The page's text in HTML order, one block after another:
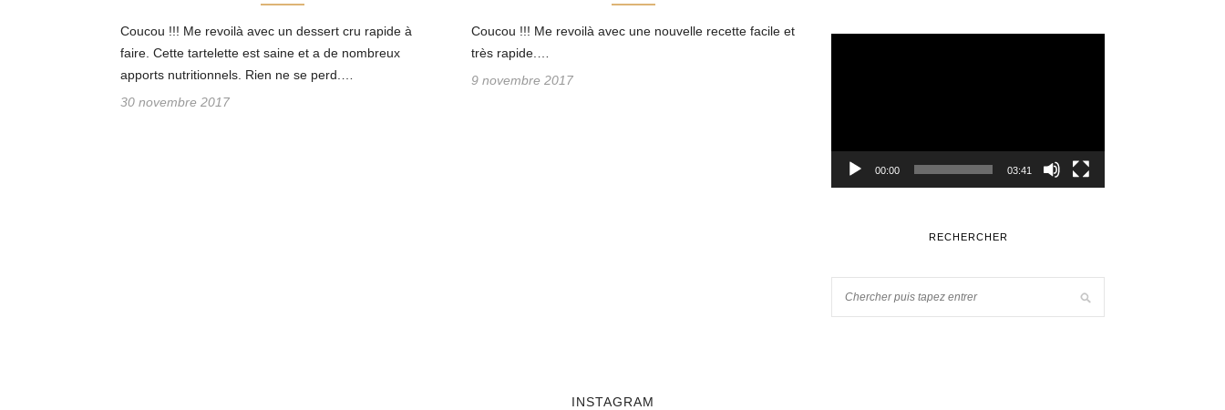
Coucou !!! Me revoilà avec un dessert cru rapide à
faire. Cette tartelette est saine et a de nombreux
apports nutritionnels. Rien ne se perd.…
30 novembre 2017
Coucou !!! Me revoilà avec une nouvelle recette facile et
très rapide.…
9 novembre 2017
00:00 03:41
RECHERCHER
INSTAGRAM